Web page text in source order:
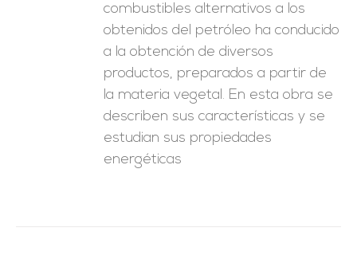
combustibles alternativos a los
obtenidos del petróleo ha conducido
a la obtención de diversos
productos, preparados a partir de
la materia vegetal. En esta obra se
describen sus características y se
estudian sus propiedades
energéticas